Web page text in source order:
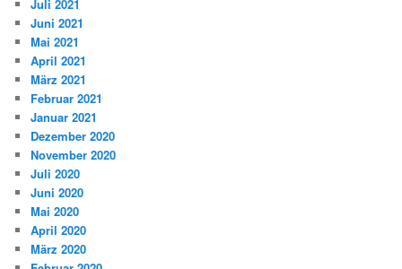
Juli 2021
Juni 2021
Mai 2021
April 2021
März 2021
Februar 2021
Januar 2021
Dezember 2020
November 2020
Juli 2020
Juni 2020
Mai 2020
April 2020
März 2020